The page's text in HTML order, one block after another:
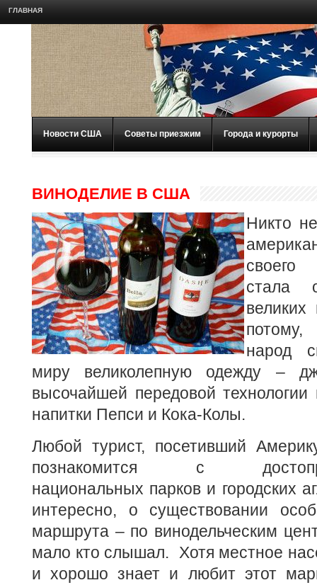
ГЛАВНАЯ
Новости США Советы приезжим Города и курорты
ВИНОДЕЛИЕ В США
Никто
своего
стала
потому,
народ
миру великолепную одежду –
высочайшей передовой
напитки Пепси и Кока-Колы.
Любой турист, посетивший
познакомится с
национальных парков и городских
интересно, о существовании
маршрута – по винодельческим
мало кто слышал. Хотя местное
и хорошо знает и любит этот